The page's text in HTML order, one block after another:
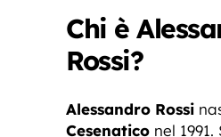
Chi è
Rossi?
Alessandro Rossi
Cesenatico nel